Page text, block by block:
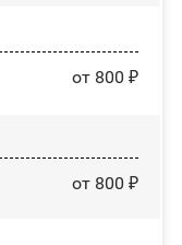
от 800 ₽
от 800 ₽